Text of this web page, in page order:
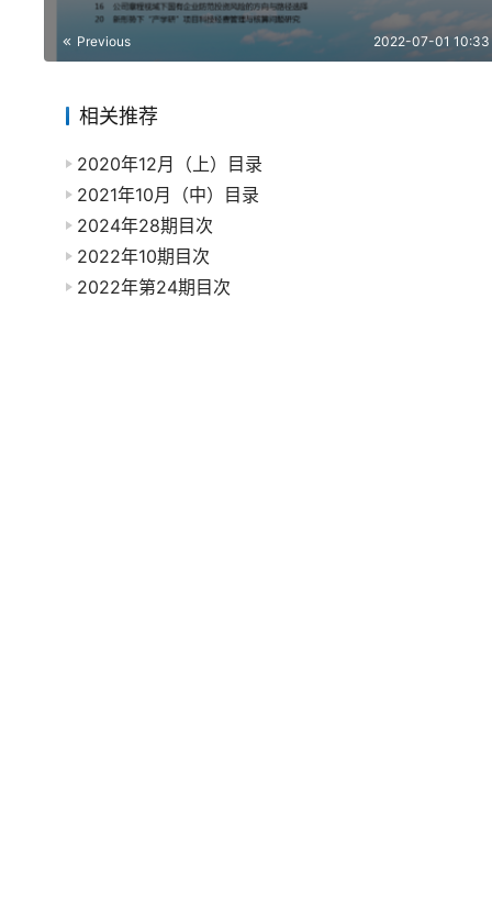
Previous 2022-07-01 10:33
相关推荐
2020年12月（上）目录
2021年10月（中）目录
2024年28期目次
2022年10期目次
2022年第24期目次